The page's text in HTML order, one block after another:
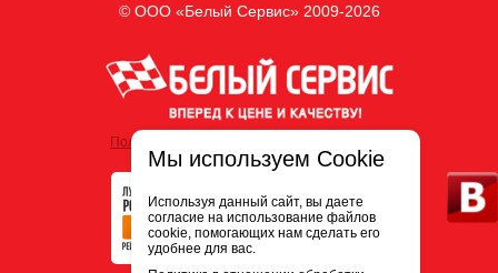
© ООО «Белый Сервис» 2009-2026
Политика обработки персональных данных
Мы используем Cookie
Используя данный сайт, вы даете
согласие на использование файлов
cookie, помогающих нам сделать его
удобнее для вас.